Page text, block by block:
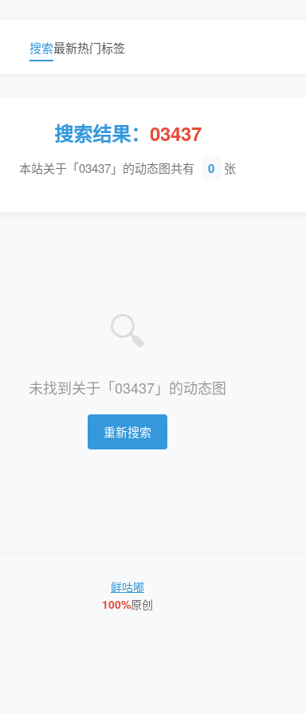
搜索最新热门标签
搜索结果： 03437
本站关于「03437」的动态图共有 0 张
🔍
未找到关于「03437」的动态图
重新搜索
鲜咕嘟
100%原创